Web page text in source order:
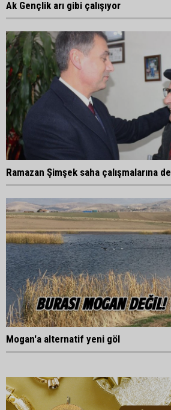
Ak Gençlik arı gibi çalışıyor
Ramazan Şimşek saha çalışmalarına
Mogan'a alternatif yeni göl